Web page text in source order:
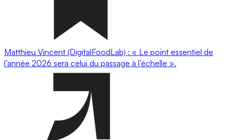
Matthieu Vincent (DigitalFoodLab) : « Le point essentiel de
l’année 2026 sera celui du passage à l’échelle ».